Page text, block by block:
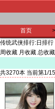
首页
传统武侠排行:日排行
周收藏 月收藏 总收藏
共3270本 当前第1/